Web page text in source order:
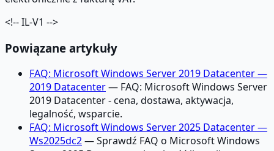
<!-- IL-V1 -->
Powiązane artykuły
FAQ: Microsoft Windows Server 2019 Datacenter —
2019 Datacenter— FAQ: Microsoft Windows Server
2019 Datacenter - cena, dostawa, aktywacja,
legalność, wsparcie.
FAQ: Microsoft Windows Server 2025 Datacenter —
Ws2025dc2— Sprawdź FAQ o Microsoft Windows